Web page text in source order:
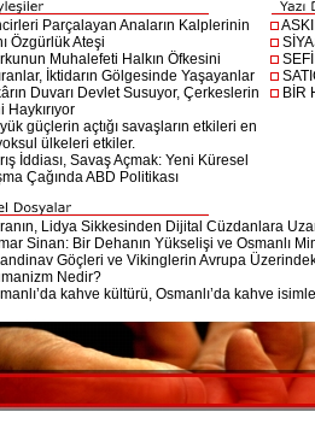
Parçalayan Anaların Kalplerinin
Özgürlük Ateşi
Muhalefeti Halkın Öfkesini
İktidarın Gölgesinde Yaşayanlar
Duvarı Devlet Susuyor, Çerkeslerin
Haykırıyor
güçlerin açtığı savaşların etkileri en
ülkeleri etkiler.
İddiası, Savaş Açmak: Yeni Küresel
Çağında ABD Politikası
BİR
Lidya Sikkesinden Dijital Cüzdanlara
Sinan: Bir Dehanın Yükselişi ve Osmanlı
Göçleri ve Vikinglerin Avrupa
Nedir?
kahve kültürü, Osmanlı’da kahve